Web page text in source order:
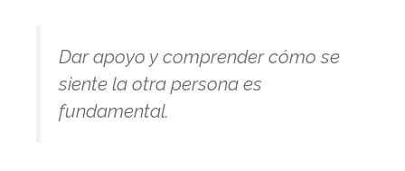
Dar apoyo y comprender cómo se
siente la otra persona es
fundamental.